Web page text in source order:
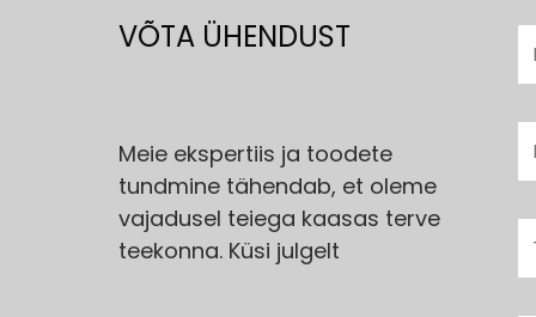
VÕTA ÜHENDUST
Meie ekspertiis ja toodete
tundmine tähendab, et oleme
vajadusel teiega kaasas terve
teekonna. Küsi julgelt